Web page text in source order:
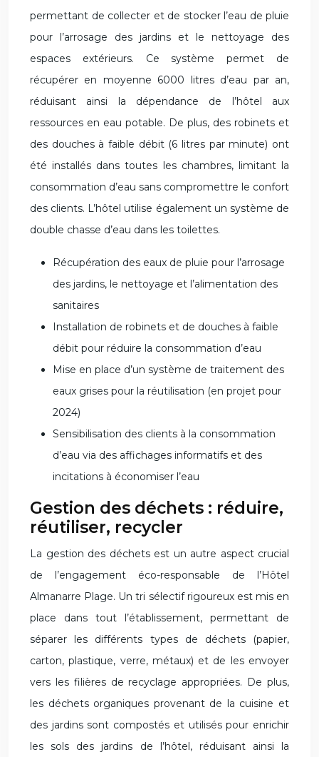
permettant de collecter et de stocker l’eau de pluie
pour l’arrosage des jardins et le nettoyage des
espaces extérieurs. Ce système permet de
récupérer en moyenne 6000 litres d’eau par an,
réduisant ainsi la dépendance de l’hôtel aux
ressources en eau potable. De plus, des robinets et
des douches à faible débit (6 litres par minute) ont
été installés dans toutes les chambres, limitant la
consommation d’eau sans compromettre le confort
des clients. L’hôtel utilise également un système de
double chasse d’eau dans les toilettes.
Récupération des eaux de pluie pour l’arrosage
des jardins, le nettoyage et l’alimentation des
sanitaires
Installation de robinets et de douches à faible
débit pour réduire la consommation d’eau
Mise en place d’un système de traitement des
eaux grises pour la réutilisation (en projet pour
2024)
Sensibilisation des clients à la consommation
d’eau via des affichages informatifs et des
incitations à économiser l’eau
Gestion des déchets : réduire,
réutiliser, recycler
La gestion des déchets est un autre aspect crucial
de l’engagement éco-responsable de l’Hôtel
Almanarre Plage. Un tri sélectif rigoureux est mis en
place dans tout l’établissement, permettant de
séparer les différents types de déchets (papier,
carton, plastique, verre, métaux) et de les envoyer
vers les filières de recyclage appropriées. De plus,
les déchets organiques provenant de la cuisine et
des jardins sont compostés et utilisés pour enrichir
les sols des jardins de l’hôtel, réduisant ainsi la